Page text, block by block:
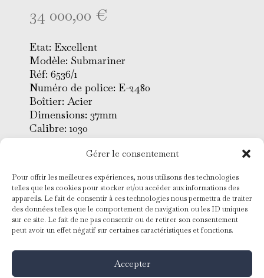
Gérer le consentement
Pour offrir les meilleures expériences, nous utilisons des technologies
telles que les cookies pour stocker et/ou accéder aux informations des
appareils. Le fait de consentir à ces technologies nous permettra de traiter
des données telles que le comportement de navigation ou les ID uniques
sur ce site. Le fait de ne pas consentir ou de retirer son consentement
peut avoir un effet négatif sur certaines caractéristiques et fonctions.
Accepter
34 000,00 €
Etat: Excellent
Modèle: Submariner
Réf: 6536/1
Numéro de police: E-2480
Boîtier: Acier
Dimensions: 37mm
Calibre: 1030
Lunette: Acier
Cadran: Noir gilt index tritium
Verre: Plexiglas
Bracelet: Oyster acier riveté 7206
Mouvement: Mécanique à
remontage automatique
Conditionnement: Ecrin d’origine
Année: 1958
Garantie 2 ans